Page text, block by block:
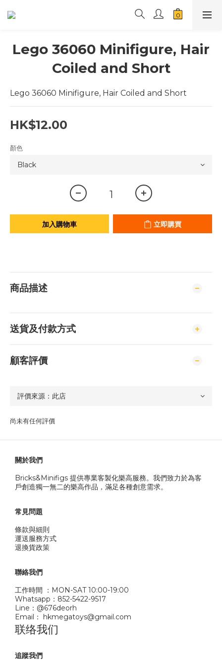
Lego 36060 Minifigure, Hair
Coiled and Short
Lego 36060 Minifigure, Hair Coiled and Short
HK$12.00
顏色
加入購物車 立即購買
商品描述
送貨及付款方式
顧客評價
尚未有任何評價
關於我們
Bricks&Minifigs 提供專業客製化樂高服務。我們致力於為客
戶創造獨一無二的樂高作品，滿足各種創意需求。
常見問題
條款與細則
運送服務方式
退換貨政策
聯絡我們
工作時間 ：MON-SAT 10:00-19:00
Whatsapp：852-5422-9517
Line：@676deorh
Email： hkmegatoys@gmail.com
联络我们
追蹤我們